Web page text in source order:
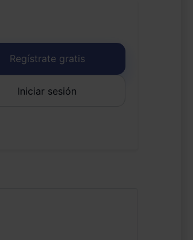
Regístrate gratis
Iniciar sesión